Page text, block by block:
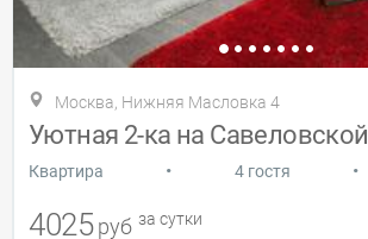
Москва, Нижняя Масловка 4
Уютная 2-ка на Савеловской
Квартира • 4 гостя •
4025 руб за сутки